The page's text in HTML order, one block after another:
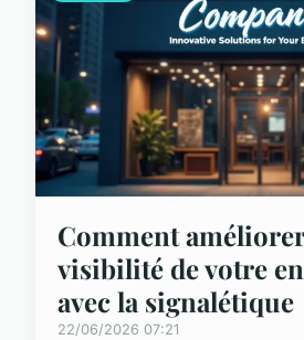
Comment
visibilité de votre
avec la signalétique
22/06/2026 07:21